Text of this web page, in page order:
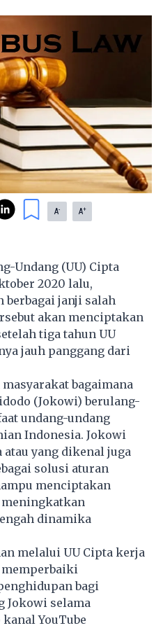
A- A+
Undang (UU) Cipta
2020 lalu,
janji salah
akan menciptakan
tiga tahun UU
jauh panggang dari
bagaimana
(Jokowi) berulang-
undang-undang
Indonesia. Jokowi
atau yang dikenal juga
solusi aturan
menciptakan
meningkatkan
dinamika
melalui UU Cipta kerja
bagi
Jokowi selama
YouTube